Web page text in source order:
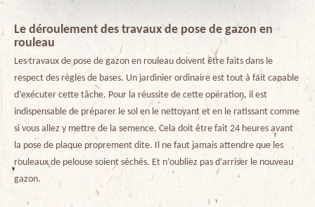
Le déroulement des travaux de pose de gazon en
rouleau
Les travaux de pose de gazon en rouleau doivent être faits dans le
respect des règles de bases. Un jardinier ordinaire est tout à fait capable
d’exécuter cette tâche. Pour la réussite de cette opération, il est
indispensable de préparer le sol en le nettoyant et en le ratissant comme
si vous allez y mettre de la semence. Cela doit être fait 24 heures avant
la pose de plaque proprement dite. Il ne faut jamais attendre que les
rouleaux de pelouse soient séchés. Et n’oubliez pas d’arriser le nouveau
gazon.